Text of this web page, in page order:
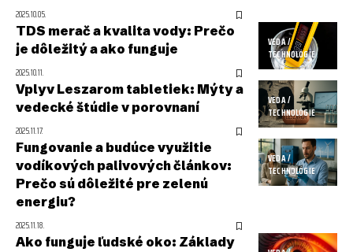
2025.10.05.
VEDA /
TECHNOLÓGIE
TDS merač a kvalita vody: Prečo
je dôležitý a ako funguje
2025.10.11.
VEDA /
TECHNOLÓGIE
Vplyv Leszarom tabletiek: Mýty a
vedecké štúdie v porovnaní
2025.11.17.
VEDA /
TECHNOLÓGIE
Fungovanie a budúce využitie
vodíkových palivových článkov:
Prečo sú dôležité pre zelenú
energiu?
2025.11.18.
Ako funguje ľudské oko: Základy